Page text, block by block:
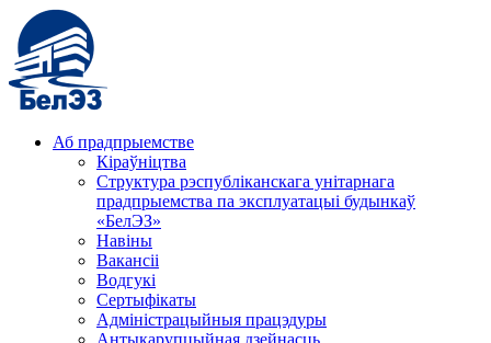
Аб прадпрыемстве
Кіраўніцтва
Структура рэспубліканскага унітарнага
прадпрыемства па эксплуатацыі будынкаў
«БелЭЗ»
Навіны
Вакансіі
Водгукі
Сертыфікаты
Адміністрацыйныя працэдуры
Антыкарупцыйная дзейнасць